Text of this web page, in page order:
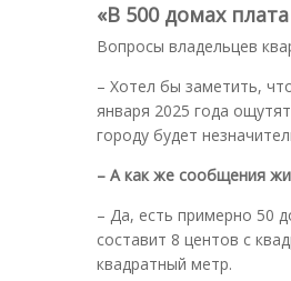
«В 500 домах
Вопросы владельцев
– Хотел бы заметить,
января 2025 года
городу будет
– А как же сообщения
– Да, есть примерно 50
составит 8 центов с
квадратный метр.